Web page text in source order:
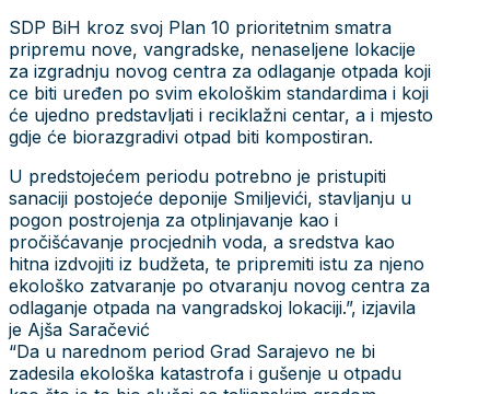
SDP BiH kroz svoj Plan 10 prioritetnim smatra
pripremu nove, vangradske, nenaseljene lokacije
za izgradnju novog centra za odlaganje otpada koji
ce biti uređen po svim ekološkim standardima i koji
će ujedno predstavljati i reciklažni centar, a i mjesto
gdje će biorazgradivi otpad biti kompostiran.
U predstojećem periodu potrebno je pristupiti
sanaciji postojeće deponije Smiljevići, stavljanju u
pogon postrojenja za otplinjavanje kao i
pročišćavanje procjednih voda, a sredstva kao
hitna izdvojiti iz budžeta, te pripremiti istu za njeno
ekološko zatvaranje po otvaranju novog centra za
odlaganje otpada na vangradskoj lokaciji.”, izjavila
je Ajša Saračević
“Da u narednom period Grad Sarajevo ne bi
zadesila ekološka katastrofa i gušenje u otpadu